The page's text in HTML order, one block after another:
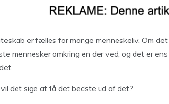
er fælles for mange menneskeliv. Om
mennesker omkring en der ved, og det er
det sige at få det bedste ud af det?